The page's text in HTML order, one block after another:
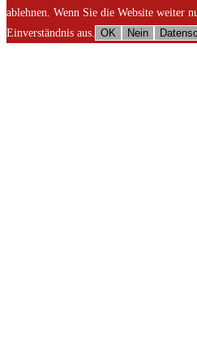
ablehnen. Wenn Sie die Website weiter
Einverständnis aus.
OK Nein